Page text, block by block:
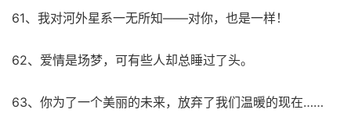
61、我对河外星系一无所知——对你，也是一样！
62、爱情是场梦，可有些人却总睡过了头。
63、你为了一个美丽的未来，放弃了我们温暖的现在……